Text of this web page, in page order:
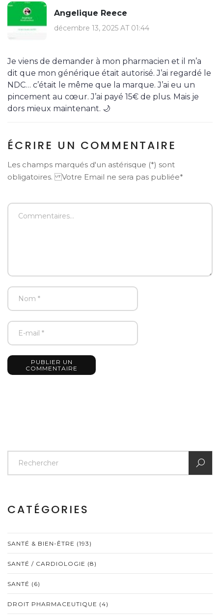
Angelique Reece
décembre 13, 2025 AT 01:44
Je viens de demander à mon pharmacien et il m’a
dit que mon générique était autorisé. J’ai regardé le
NDC… c’était le même que la marque. J’ai eu un
pincement au cœur. J’ai payé 15€ de plus. Mais je
dors mieux maintenant. 🌙
ÉCRIRE UN COMMENTAIRE
Les champs marqués d'un astérisque (*) sont
obligatoires. Votre Email ne sera pas publiée*
PUBLIER UN
COMMENTAIRE
CATÉGORIES
SANTÉ & BIEN-ÊTRE (193)
SANTÉ / CARDIOLOGIE (8)
SANTÉ (6)
DROIT PHARMACEUTIQUE (4)